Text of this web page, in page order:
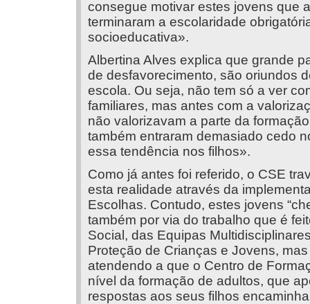
consegue motivar estes jovens que
terminaram a escolaridade
socioeducativa».
Albertina Alves explica que grande
de desfavorecimento, são oriundos
escola. Ou seja, não tem só a ver
familiares, mas antes com a
não valorizavam a parte da
também entraram demasiado cedo
essa tendência nos filhos».
Como já antes foi referido, o CSE
esta realidade através da
Escolhas. Contudo, estes jovens
também por via do trabalho que é
Social, das Equipas
Proteção de Crianças e Jovens,
atendendo a que o Centro de
nível da formação de adultos, que
respostas aos seus filhos